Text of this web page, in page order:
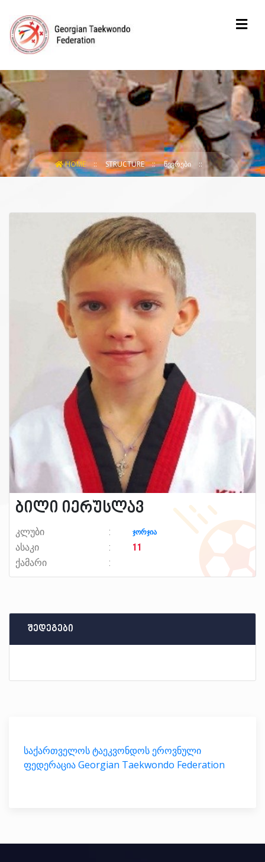
HOME STRUCTURE ᲬᲔᲕᲠᲔᲑᲘ
ბილი იერუსლავ
კლუბი ჯორჯია
ასაკი
11
ქამარი
შედეგები
საქართველოს ტაეკვონდოს ეროვნული
ფედერაცია Georgian Taekwondo Federation